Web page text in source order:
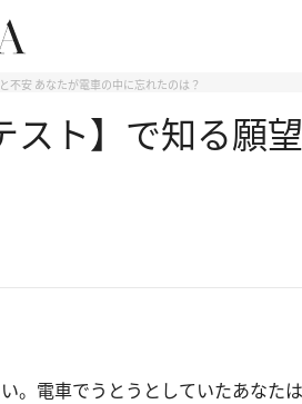
不安 あなたが電車の中に忘れたのは？
スト】で知る願
。電車でうとうとしていたあなた